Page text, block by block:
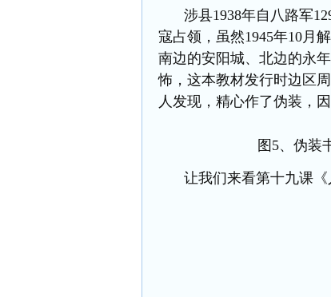
涉县1938年自八路军
寇占领，虽然1945年10月
南边的安阳城、北边的永
怖，这本教材发行时边区
人发现，精心作了伪装，
图 5、伪装
让我们来看第十九课《